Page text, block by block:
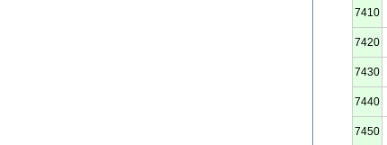
7410
7420
7430
7440
7450